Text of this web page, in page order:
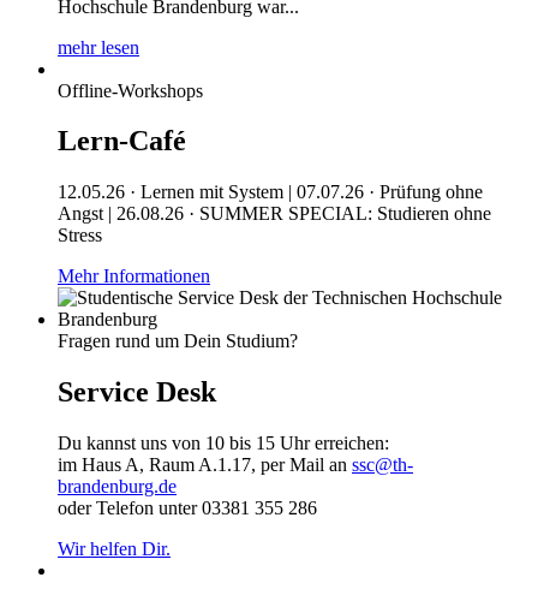
Hochschule Brandenburg war...
mehr lesen
Offline-Workshops
Lern-Café
12.05.26 · Lernen mit System | 07.07.26 · Prüfung ohne
Angst | 26.08.26 · SUMMER SPECIAL: Studieren ohne
Stress
Mehr Informationen
Fragen rund um Dein Studium?
Service Desk
Du kannst uns von 10 bis 15 Uhr erreichen:
im Haus A, Raum A.1.17, per Mail an ssc@th-
brandenburg.de
oder Telefon unter 03381 355 286
Wir helfen Dir.